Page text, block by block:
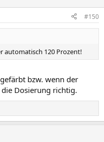
#150
automatisch 120 Prozent!
bzw. wenn der
Dosierung richtig.